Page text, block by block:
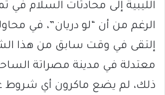
الليبية إلى محادثات السلام في
الرغم من أن “لو دريان”، في
إلتقى في وقت سابق من هذا
معتدلة في مدينة مصراتة
ذلك، لم يضع ماكرون أي شروط